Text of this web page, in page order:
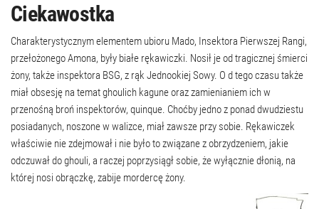
Ciekawostka
Charakterystycznym elementem ubioru Mado, Insektora Pierwszej Rangi,
przełożonego Amona, były białe rękawiczki. Nosił je od tragicznej śmierci
żony, także inspektora BSG, z rąk Jednookiej Sowy. O d tego czasu także
miał obsesję na temat ghoulich kagune oraz zamienianiem ich w
przenośną broń inspektorów, quinque. Choćby jedno z ponad dwudziestu
posiadanych, noszone w walizce, miał zawsze przy sobie. Rękawiczek
właściwie nie zdejmował i nie było to związane z obrzydzeniem, jakie
odczuwał do ghouli, a raczej poprzysiągł sobie, że wyłącznie dłonią, na
której nosi obrączkę, zabije mordercę żony.